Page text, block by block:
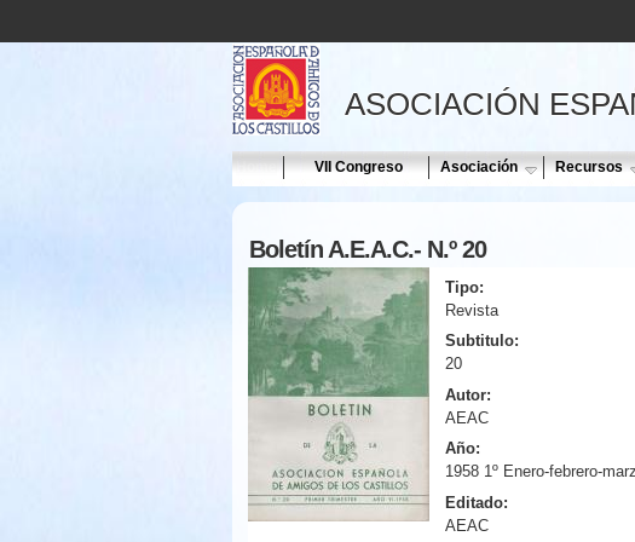
ASOCIACIÓN
Home VII Congreso Asociación Recursos
Boletín A.E.A.C.- N.º 20
Tipo:
Revista
Subtitulo:
20
Autor:
AEAC
Año:
1958 1º Enero-febrero-
Editado:
AEAC